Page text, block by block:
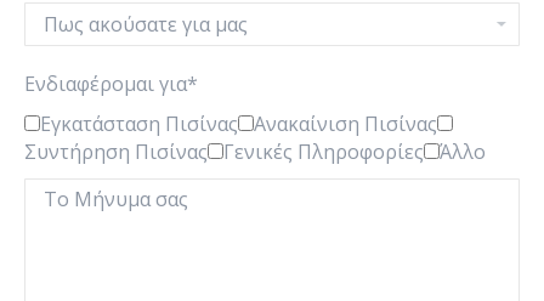
Ενδιαφέρομαι για*
Εγκατάσταση Πισίνας
Ανακαίνιση Πισίνας
Συντήρηση Πισίνας
Γενικές Πληροφορίες Άλλο